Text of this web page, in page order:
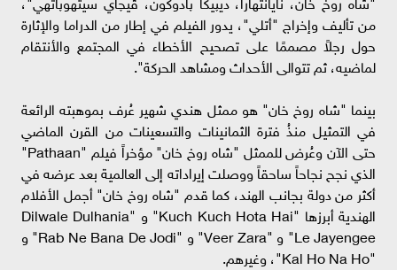
من تأليف وإخراج "أتلي"، يدور الفيلم في إطار من الدراما والإثارة
حول رجلاً مصممًا على تصحيح الأخطاء في المجتمع والأنتقام
لماضيه، ثم تتوالى الأحداث ومشاهد الحركة".
بينما "شاه روخ خان" هو ممثل هندي شهير عُرف بموهبته الرائعة
في التمثيل منذُ فترة الثمانينات والتسعينات من القرن الماضي
حتى الآن وعُرض للممثل "شاه روخ خان" مؤخراً فيلم "Pathaan"
الذي نجح نجاحاً ساحقاً ووصلت إيراداته إلى العالمية بعد عرضه في
أكثر من دولة بجانب الهند، كما قدم "شاه روخ خان" أجمل الأفلام
الهندية أبرزها "Kuch Kuch Hota Hai" و "Dilwale Dulhania
Le Jayengee" و "Veer Zara" و "Rab Ne Bana De Jodi" و
"Kal Ho Na Ho"، وغيرهم.